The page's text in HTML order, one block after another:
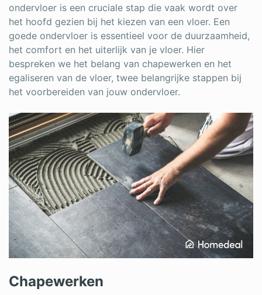
ondervloer is een cruciale stap die vaak wordt over
het hoofd gezien bij het kiezen van een vloer. Een
goede ondervloer is essentieel voor de duurzaamheid,
het comfort en het uiterlijk van je vloer. Hier
bespreken we het belang van chapewerken en het
egaliseren van de vloer, twee belangrijke stappen bij
het voorbereiden van jouw ondervloer.
Chapewerken